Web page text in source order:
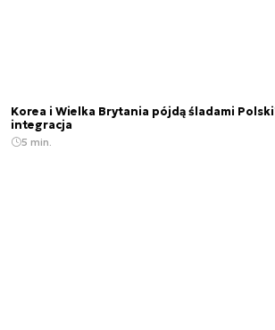
Korea i Wielka Brytania pójdą śladami
integracja
5 min.